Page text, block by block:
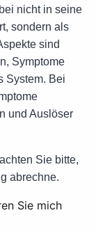
nicht in seine
sondern als
sind
Symptome
System. Bei
und Auslöser
Sie bitte,
abrechne.
Sie mich